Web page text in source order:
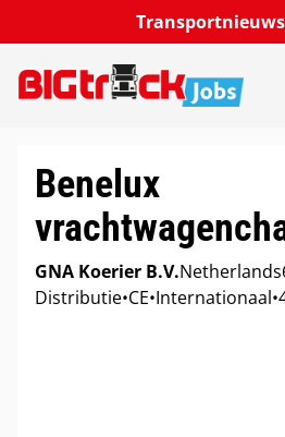
Benelux
GNA Koerier B.V.Netherlands
Distributie•CE•Internationaal•